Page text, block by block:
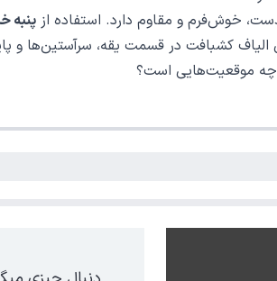
خوش‌فرم و مقاوم دارد. استفاده از پنبه
کشبافت در قسمت یقه، سرآستین‌ها و
موقعیت‌هایی است؟